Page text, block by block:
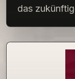
das